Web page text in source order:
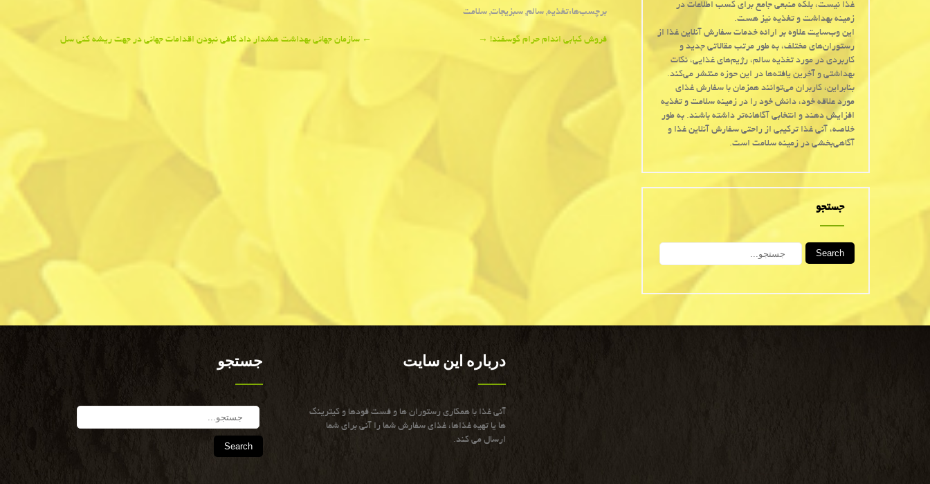
برچسب‌ها:تغذیه, سالم, سبزیجات, سلامت
Post
← سازمان جهانی بهداشت هشدار داد كافی نبودن اقدامات جهانی در جهت ریشه كنی سل فروش كبابی اندام حرام گوسفند! →
غذا نیست، بلکه منبعی جامع برای کسب اطلاعات در
زمینه بهداشت و تغذیه نیز هست.
این وب‌سایت علاوه بر ارائه خدمات سفارش آنلاین غذا از
رستوران‌های مختلف، به طور مرتب مقالاتی جدید و
کاربردی در مورد تغذیه سالم، رژیم‌های غذایی، نکات
بهداشتی و آخرین یافته‌ها در این حوزه منتشر می‌کند.
بنابراین، کاربران می‌توانند همزمان با سفارش غذای
مورد علاقه خود، دانش خود را در زمینه سلامت و تغذیه
افزایش دهند و انتخابی آگاهانه‌تر داشته باشند. به طور
خلاصه، آنی غذا ترکیبی از راحتی سفارش آنلاین غذا و
آگاهی‌بخشی در زمینه سلامت است.
جستجو
Search
جستجو درباره این سایت
آنی غذا با همكاری رستوران ها و فست فودها و كیترینگ
ها یا تهیه غذاها، غذای سفارش شما را آنی برای شما
ارسال می كند.